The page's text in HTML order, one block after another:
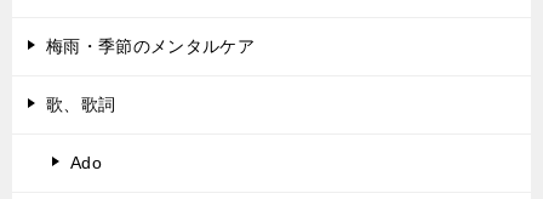
梅雨・季節のメンタルケア
歌、歌詞
Ado